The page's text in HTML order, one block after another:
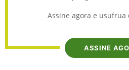
Assine agora e usufrua
ASSINE